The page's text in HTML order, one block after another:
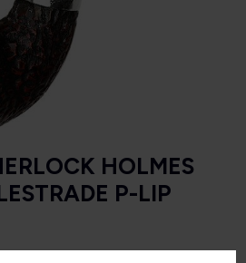
HOLMES
P-LIP